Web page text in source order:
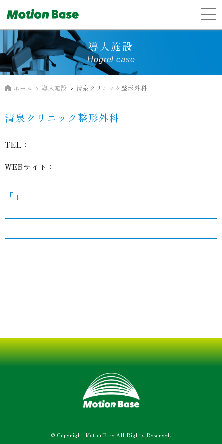
導入施設
Hogrel case
ホーム 導入施設 清泉クリニック整形外科
清泉クリニック整形外科
TEL：
WEBサイト：
「」
© Copyright MotionBase All Rights Reserved.